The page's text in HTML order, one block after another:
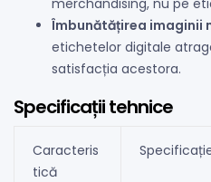
Îmbunătățirea imaginii
etichetelor digitale
satisfacția acestora.
Specificații tehnice
Caracteris
tică